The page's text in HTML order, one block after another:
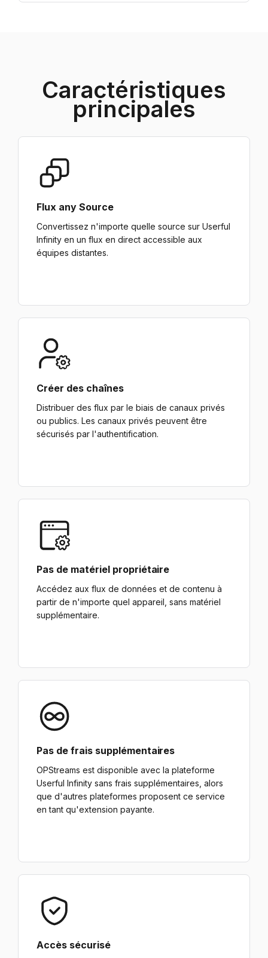
Caractéristiques
principales
Flux any Source
Convertissez n'importe quelle source sur Userful
Infinity en un flux en direct accessible aux
équipes distantes.
Créer des chaînes
Distribuer des flux par le biais de canaux privés
ou publics. Les canaux privés peuvent être
sécurisés par l'authentification.
Pas de matériel propriétaire
Accédez aux flux de données et de contenu à
partir de n'importe quel appareil, sans matériel
supplémentaire.
Pas de frais supplémentaires
OPStreams est disponible avec la plateforme
Userful Infinity sans frais supplémentaires, alors
que d'autres plateformes proposent ce service
en tant qu'extension payante.
Accès sécurisé